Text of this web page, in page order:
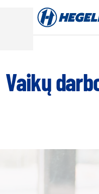
Vaikų